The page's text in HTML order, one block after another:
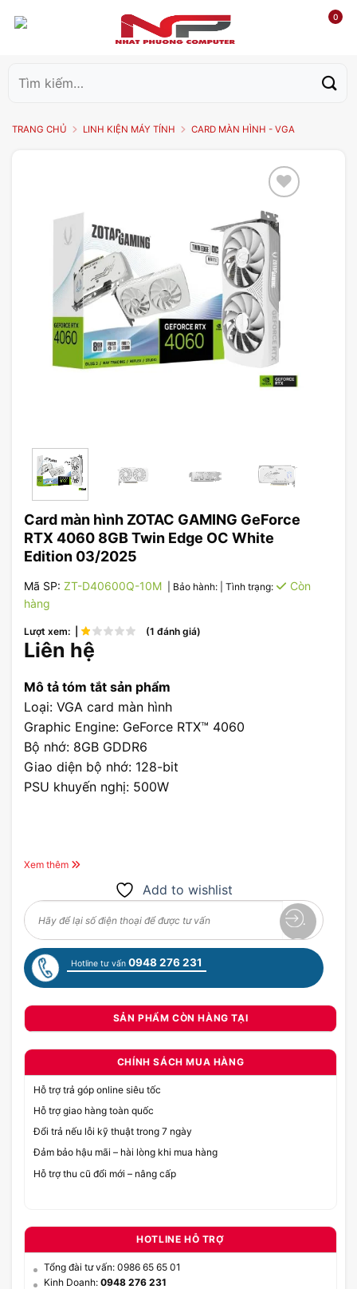
0
kiếm:
TRANG CHỦ LINH KIỆN MÁY TÍNH CARD MÀN HÌNH - VGA
Add to
wishlist
Card màn hình ZOTAC GAMING GeForce
RTX 4060 8GB Twin Edge OC White
Edition 03/2025
Mã SP: ZT-D40600Q-10M | Bảo hành: | Tình trạng:
Còn
hàng
Lượt xem: | (1 đánh giá)
Liên hệ
Mô tả tóm tắt sản phẩm
Loại: VGA card màn hình
Graphic Engine: GeForce RTX™ 4060
Bộ nhớ: 8GB GDDR6
Giao diện bộ nhớ: 128-bit
PSU khuyến nghị: 500W
Xem thêm
Add to wishlist
Hotline tư vấn 0948 276 231
SẢN PHẨM CÒN HÀNG TẠI
CHÍNH SÁCH MUA HÀNG
Hỗ trợ trả góp online siêu tốc
Hỗ trợ giao hàng toàn quốc
Đổi trả nếu lỗi kỹ thuật trong 7 ngày
Đảm bảo hậu mãi – hài lòng khi mua hàng
Hỗ trợ thu cũ đổi mới – nâng cấp
HOTLINE HỖ TRỢ
Tổng đài tư vấn: 0986 65 65 01
Kinh Doanh: 0948 276 231